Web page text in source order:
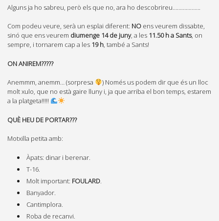
Alguns ja ho sabreu, però els que no, ara ho descobrireu……………….
Com podeu veure, serà un esplai diferent: NO ens veurem dissabte,
sinó que ens veurem diumenge 14 de juny, a les 11.50 h a Sants, on
sempre, i tornarem cap a les 19 h, també a Sants!
ON ANIREM?????
Anemmm, anemm… (sorpresa
) Només us podem dir que és un lloc
molt xulo, que no està gaire lluny i, ja que arriba el bon temps, estarem
a la platgeta!!!!!
QUÈ HEU DE PORTAR???
Motxilla petita amb:
Àpats: dinar i berenar.
T-16.
Molt important: FOULARD
Banyador.
Cantimplora.
Roba de recanvi.